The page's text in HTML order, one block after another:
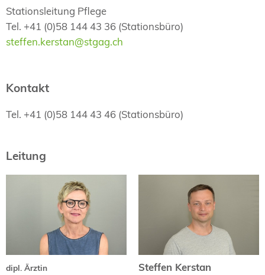
Stationsleitung Pflege
Tel. +41 (0)58 144 43 36 (Stationsbüro)
steffen.kerstan@stgag.ch
Kontakt
Tel. +41 (0)58 144 43 46 (Stationsbüro)
Leitung
dipl. Ärztin
Wenke Lehmann
Steffen Kerstan
Steffen Kerstan